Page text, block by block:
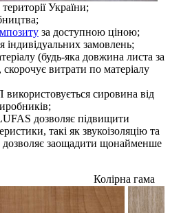
України;
за доступною ціною;
замовлень;
(будь-яка довжина листа за
витрати по матеріалу
сировина від
дозволяє підвищити
такі як звукоізоляцію та
заощадити щонайменше
Колірна гама